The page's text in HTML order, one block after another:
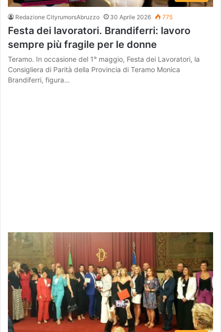
Redazione CityrumorsAbruzzo 30 Aprile 2026 775
Festa dei lavoratori. Brandiferri: lavoro
sempre più fragile per le donne
Teramo. In occasione del 1° maggio, Festa dei Lavoratori, la
Consigliera di Parità della Provincia di Teramo Monica
Brandiferri, figura…